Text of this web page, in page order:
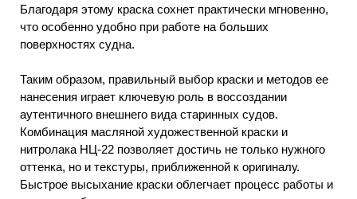
Благодаря этому краска сохнет практически мгновенно,
что особенно удобно при работе на больших
поверхностях судна.
Таким образом, правильный выбор краски и методов ее
нанесения играет ключевую роль в воссоздании
аутентичного внешнего вида старинных судов.
Комбинация масляной художественной краски и
нитролака НЦ-22 позволяет достичь не только нужного
оттенка, но и текстуры, приближенной к оригиналу.
Быстрое высыхание краски облегчает процесс работы и